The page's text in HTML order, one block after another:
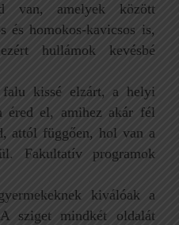
van, amelyek között
és homokos-kavicsos is,
hullámok kevésbé
kissé elzárt, a helyi
éred el, amihez akár fél
attól függően, hol van a
Fakultatív programok
kiválóak a
sziget mindkét oldalát